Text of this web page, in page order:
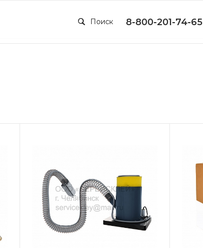
Поиск 8-800-201-74-65